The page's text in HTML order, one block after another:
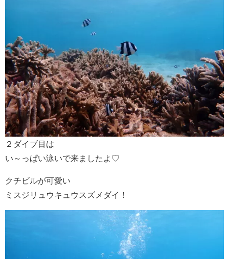
２ダイブ目は
い～っぱい泳いで来ましたよ♡
クチビルが可愛い
ミスジリュウキュウスズメダイ！